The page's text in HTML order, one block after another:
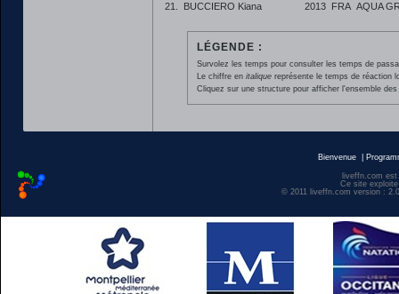
21.
BUCCIERO Kiana 2013 FRA AQUA
LÉGENDE :
Survolez les temps pour consulter les temps de
Le chiffre en italiquereprésente le temps de réaction
Cliquez sur une structure pour afficher l'ensemble
Bienvenue
liveffn.com
Ce site
© 2011 liveffn.com version :